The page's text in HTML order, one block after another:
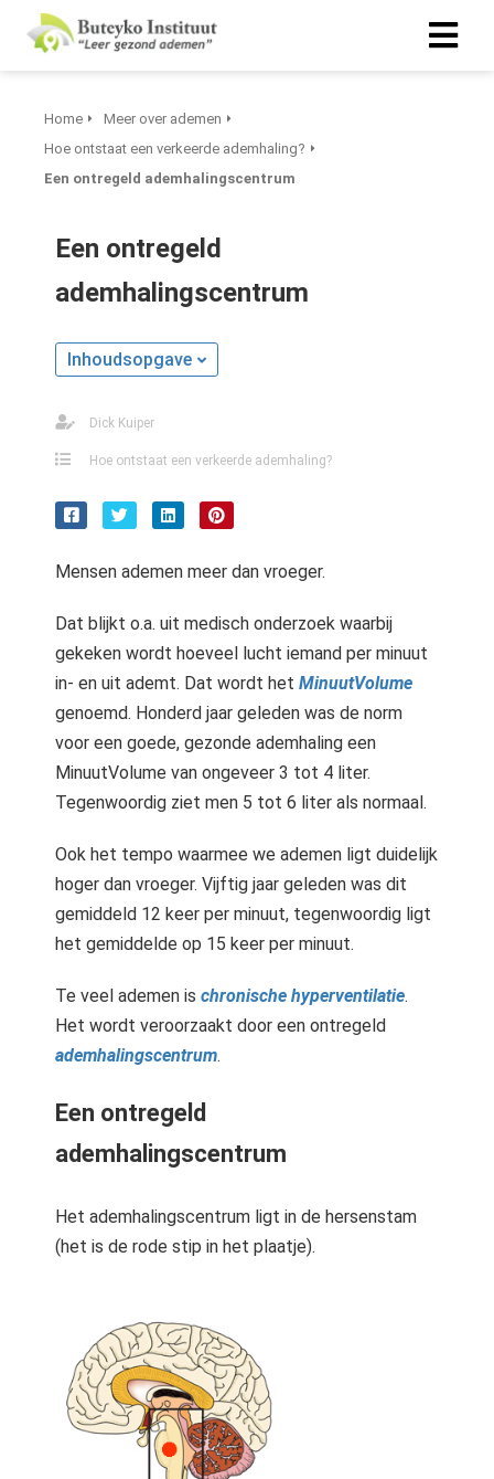
Home
Meer over ademen
Hoe ontstaat een verkeerde ademhaling?
Een ontregeld ademhalingscentrum
Een ontregeld
ademhalingscentrum
Inhoudsopgave
Dick Kuiper
Hoe ontstaat een verkeerde ademhaling?
Mensen ademen meer dan vroeger.
Dat blijkt o.a. uit medisch onderzoek waarbij
gekeken wordt hoeveel lucht iemand per minuut
in- en uit ademt. Dat wordt het MinuutVolume
genoemd. Honderd jaar geleden was de norm
voor een goede, gezonde ademhaling een
MinuutVolume van ongeveer 3 tot 4 liter.
Tegenwoordig ziet men 5 tot 6 liter als normaal.
Ook het tempo waarmee we ademen ligt duidelijk
hoger dan vroeger. Vijftig jaar geleden was dit
gemiddeld 12 keer per minuut, tegenwoordig ligt
het gemiddelde op 15 keer per minuut.
Te veel ademen is chronische hyperventilatie.
Het wordt veroorzaakt door een ontregeld
ademhalingscentrum.
Een ontregeld
ademhalingscentrum
Het ademhalingscentrum ligt in de hersenstam
(het is de rode stip in het plaatje).